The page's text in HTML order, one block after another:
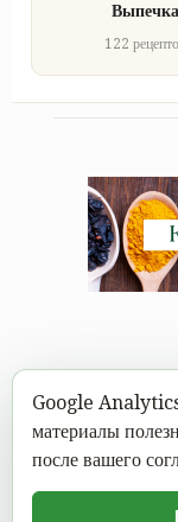
Выпечка
122
Каждому под
современном
кулинарными
Google Analytics
материалы
после вашего